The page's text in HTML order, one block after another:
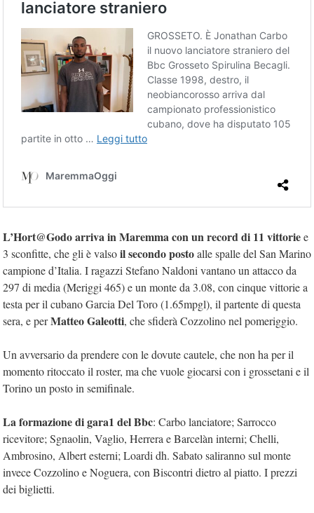
L’Hort@Godo arriva in Maremma con un record di 11 vittoriee
3 sconfitte, che gli è valsoil secondo postoalle spalle del San Marino
campione d’Italia. I ragazzi Stefano Naldoni vantano un attacco da
297 di media (Meriggi 465) e un monte da 3.08, con cinque vittorie a
testa per il cubano Garcia Del Toro (1.65mpgl), il partente di questa
sera, e perMatteo Galeotti, che sfiderà Cozzolino nel pomeriggio.
Un avversario da prendere con le dovute cautele, che non ha per il
momento ritoccato il roster, ma che vuole giocarsi con i grossetani e il
Torino un posto in semifinale.
La formazione di gara1 del Bbc: Carbo lanciatore; Sarrocco
ricevitore; Sgnaolin, Vaglio, Herrera e Barcelàn interni; Chelli,
Ambrosino, Albert esterni; Loardi dh. Sabato saliranno sul monte
invece Cozzolino e Noguera, con Biscontri dietro al piatto. I prezzi
dei biglietti.